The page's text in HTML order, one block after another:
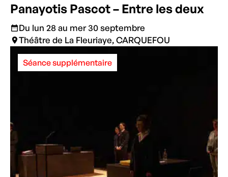
Panayotis Pascot – Entre les deux
Du lun 28 au mer 30 septembre
Théâtre de La Fleuriaye, CARQUEFOU
Séance supplémentaire